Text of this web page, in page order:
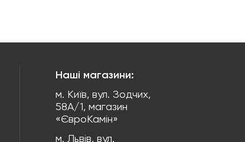
Наші магазини:
м. Київ, вул. Зодчих,
58А/1, магазин
«ЄвроКамін»
м. Львів, вул.